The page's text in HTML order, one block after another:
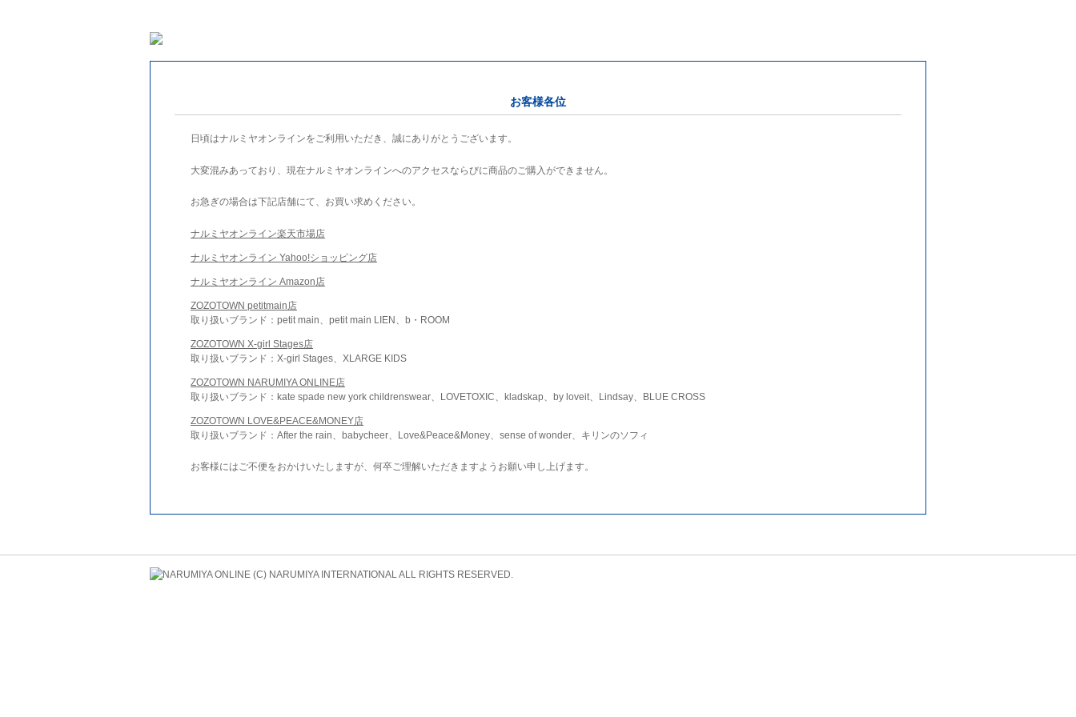
お客様各位
日頃はナルミヤオンラインをご利用いただき、誠にありがとうございます。
大変混みあっており、現在ナルミヤオンラインへのアクセスならびに商品のご購入ができません。
お急ぎの場合は下記店舗にて、お買い求めください。
ナルミヤオンライン楽天市場店
ナルミヤオンライン Yahoo!ショッピング店
ナルミヤオンライン Amazon店
ZOZOTOWN petitmain店
取り扱いブランド：petit main、petit main LIEN、b・ROOM
ZOZOTOWN X-girl Stages店
取り扱いブランド：X-girl Stages、XLARGE KIDS
ZOZOTOWN NARUMIYA ONLINE店
取り扱いブランド：kate spade new york childrenswear、LOVETOXIC、kladskap、by loveit、Lindsay、BLUE CROSS
ZOZOTOWN LOVE&PEACE&MONEY店
取り扱いブランド：After the rain、babycheer、Love&Peace&Money、sense of wonder、キリンのソフィ
お客様にはご不便をおかけいたしますが、何卒ご理解いただきますようお願い申し上げます。